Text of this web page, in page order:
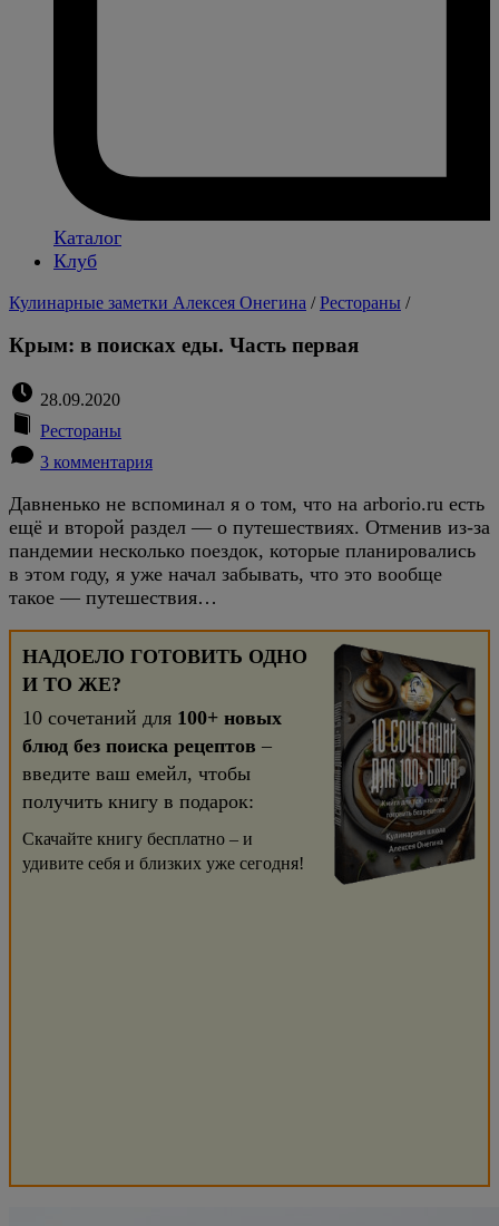
Каталог
Клуб
Кулинарные заметки Алексея Онегина /Рестораны /
Крым: в поисках еды. Часть первая
28.09.2020
Рестораны
3 комментария
Давненько не вспоминал я о том, что на arborio.ru есть
ещё и второй раздел — о путешествиях. Отменив из-за
пандемии несколько поездок, которые планировались
в этом году, я уже начал забывать, что это вообще
такое — путешествия…
НАДОЕЛО ГОТОВИТЬ ОДНО
И ТО ЖЕ?
10 сочетаний для 100+ новых
блюд без поиска рецептов –
введите ваш емейл, чтобы
получить книгу в подарок:
Скачайте книгу бесплатно – и
удивите себя и близких уже сегодня!